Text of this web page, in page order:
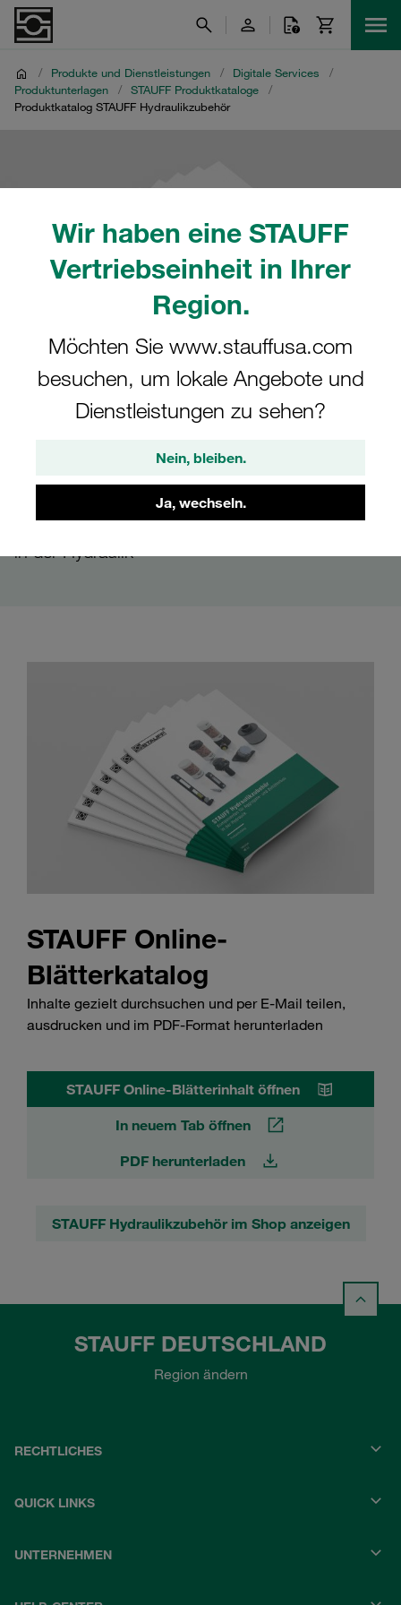
Wir haben eine STAUFF
Vertriebseinheit in Ihrer
Region.
Möchten Sie www.stauffusa.com
besuchen, um lokale Angebote und
Dienstleistungen zu sehen?
Nein, bleiben.
Ja, wechseln.
/ Produkte und Dienstleistungen / Digitale Services
/
Produktunterlagen
/ STAUFF Produktkataloge
/
Produktkatalog STAUFF Hydraulikzubehör
Hydraulikzubehör
in der Hydraulik
STAUFF Online-
Blätterkatalog
Inhalte gezielt durchsuchen und per E-Mail teilen,
ausdrucken und im PDF-Format herunterladen
STAUFF Online-Blätterinhalt öffnen
In neuem Tab öffnen
PDF herunterladen
STAUFF Hydraulikzubehör im Shop anzeigen
STAUFF DEUTSCHLAND
Region ändern
RECHTLICHES
QUICK LINKS
UNTERNEHMEN